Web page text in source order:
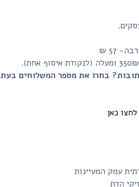
57 ₪
בחרו את מספר המשלוחים בעת
כאן
עמק המעיינות
הדת